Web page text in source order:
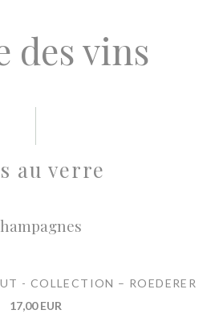
des vins
au verre
- COLLECTION – ROEDERER
17,00 EUR